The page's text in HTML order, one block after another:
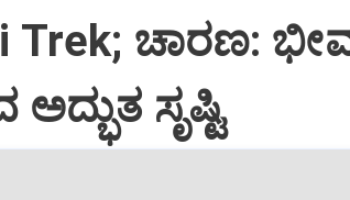
Trek; ಚಾರಣ:
ಸೃಷ್ಟಿ